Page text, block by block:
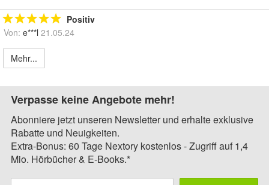
Positiv
Von: e***l 21.05.24
Mehr...
Verpasse keine Angebote mehr!
Abonniere jetzt unseren Newsletter und erhalte exklusive
Rabatte und Neuigkeiten.
Extra-Bonus: 60 Tage Nextory kostenlos - Zugriff auf 1,4
Mio. Hörbücher & E-Books.*